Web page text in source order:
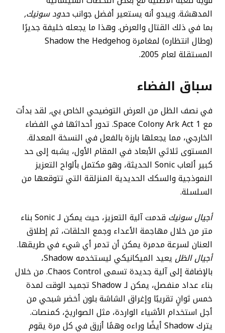
المدهشة. ويبدو أنه يستعير أفضل جوانبحدود سونيك,
بما في ذلك القتال والعرض. وهذا ما يجعله خليفة جديرًا
(وطال انتظاره) لمغامرة Shadow the Hedgehog
المستقلة لعام 2005.
سباق الفضاء
في نصف الظل من العرض التوضيحي الخاص بي, لقد بدأت
مع Space Colony Ark Act 1. تدور أحداثها في الفضاء
الخارجي، مما يجعلها بارزة بالفعل في النسخة المعدلة.
المستوى ثلاثي الأبعاد في المقام الأول، يشبه إلى حد
كبير ألعاب Sonic الحديثة، وهو مكتمل بألواح التعزيز
النموذجية والسكك الحديدية المنزلقة التي تتوقعها من
السلسلة.
أجيال سونيك
قدمت آلية التعزيز، حيث يمكن لـ Sonic بناء
متر من خلال مهاجمة الأعداء وجمع الحلقات، ثم إطلاق
العنان لسرعة مدمرة يمكن أن تدمر أي شيء في طريقها.
أجيال الظل
يعيد الميكانيكي ليستخدمه Shadow،
بالإضافة إلى آلية جديدة تسمى Chaos Control. من خلال
بناء عداد منفصل، يمكن لـ Shadow تجميد الوقت لمدة
خمس ثوانٍ تقريبًا وإغراق الشاشة بلون أخضر شبحي من
أجل استخدام الأشياء الواردة، مثل الصواريخ، كمنصات.
يترك Shadow أيضًا وراءه وهمًا أزرق في كل مرة يقوم